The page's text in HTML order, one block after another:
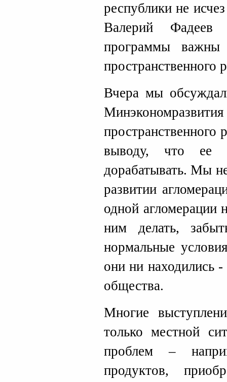
республики не
Валерий Фадеев
программы
пространственного
Вчера мы
пространственного
выводу, что ее
дорабатывать. Мы
развитии
одной агломерации
ним делать,
нормальные
они ни находились -
общества.
Многие
только местной
проблем –
продуктов,